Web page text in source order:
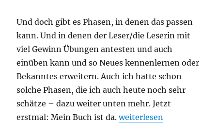
Und doch gibt es Phasen, in denen das passen
kann. Und in denen der Leser/die Leserin mit
viel Gewinn Übungen antesten und auch
einüben kann und so Neues kennenlernen oder
Bekanntes erweitern. Auch ich hatte schon
solche Phasen, die ich auch heute noch sehr
schätze – dazu weiter unten mehr. Jetzt
erstmal: Mein Buch ist da.„Das Buch ist da“
weiterlesen